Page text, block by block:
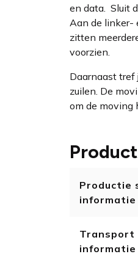
en data. Sluit
Aan de linker-
zitten
voorzien.
Daarnaast tref
zuilen. De
om de moving
Productie
informatie
Transport
informatie